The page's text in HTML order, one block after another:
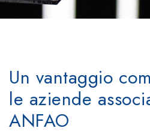
Un vantaggio
le aziende
ANFAO